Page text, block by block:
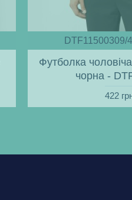
DTF11500309/
Футболка
чорна -
422